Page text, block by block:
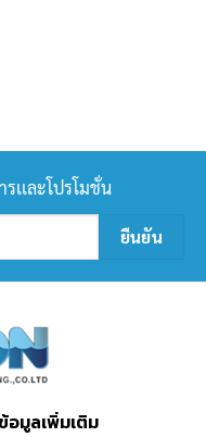
เเละโปรโมชั่น
มูลเพิ่มเติม